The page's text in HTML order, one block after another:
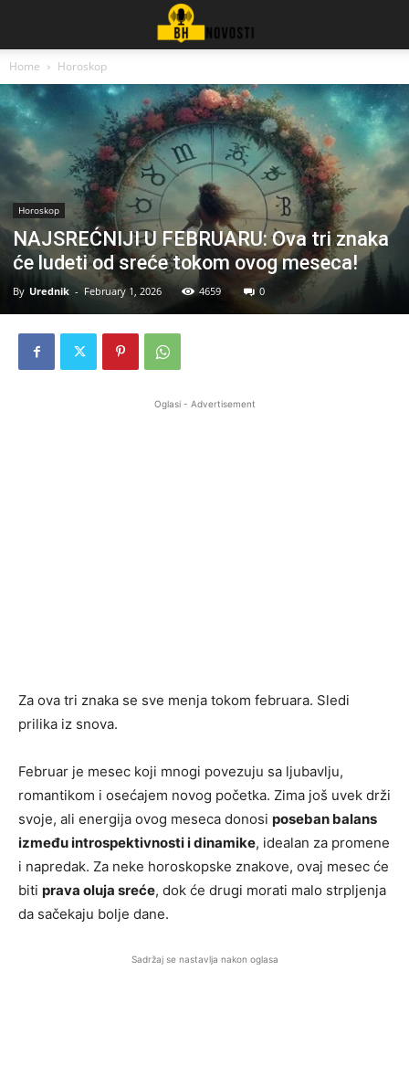
Home Horoskop
Horoskop
NAJSREĆNIJI U FEBRUARU: Ova tri znaka
će ludeti od sreće tokom ovog meseca!
By Urednik - February 1, 2026 4659 0
Oglasi - Advertisement
Za ova tri znaka se sve menja tokom februara. Sledi
prilika iz snova.
Februar je mesec koji mnogi povezuju sa ljubavlju,
romantikom i osećajem novog početka. Zima još uvek drži
svoje, ali energija ovog meseca donosi poseban balans
između introspektivnosti i dinamike, idealan za promene
i napredak. Za neke horoskopske znakove, ovaj mesec će
biti prava oluja sreće, dok će drugi morati malo strpljenja
da sačekaju bolje dane.
Sadržaj se nastavlja nakon oglasa